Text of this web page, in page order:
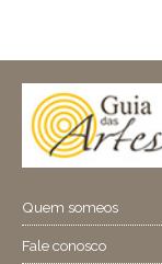
Quem someos
Fale conosco